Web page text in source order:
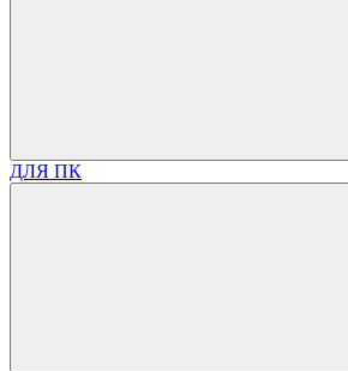
ДЛЯ ПК